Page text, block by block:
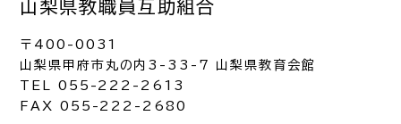
山梨県教職員互助組合
〒400-0031
山梨県甲府市丸の内3-33-7 山梨県教育会館
TEL 055-222-2613
FAX 055-222-2680